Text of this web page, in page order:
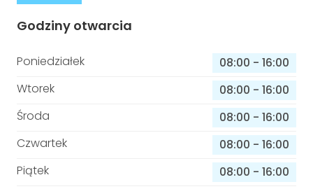
Godziny otwarcia
Poniedziałek 08:00 - 16:00
Wtorek
08:00 - 16:00
Środa
08:00 - 16:00
Czwartek
08:00 - 16:00
Piątek
08:00 - 16:00